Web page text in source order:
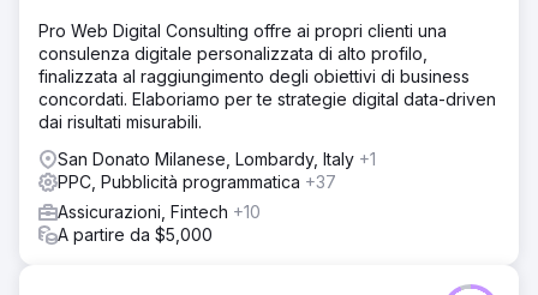
Pro Web Digital Consulting offre ai propri clienti una
consulenza digitale personalizzata di alto profilo,
finalizzata al raggiungimento degli obiettivi di business
concordati. Elaboriamo per te strategie digital data-driven
dai risultati misurabili.
San Donato Milanese, Lombardy, Italy +1
PPC, Pubblicità programmatica +37
Assicurazioni, Fintech +10
A partire da $5,000